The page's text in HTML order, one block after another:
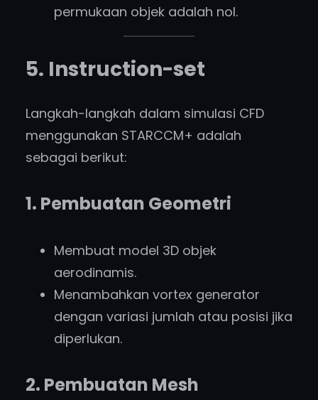
permukaan objek adalah nol.
5. Instruction-set
Langkah-langkah dalam simulasi CFD
menggunakan STARCCM+ adalah
sebagai berikut:
1. Pembuatan Geometri
Membuat model 3D objek
aerodinamis.
Menambahkan vortex generator
dengan variasi jumlah atau posisi jika
diperlukan.
2. Pembuatan Mesh